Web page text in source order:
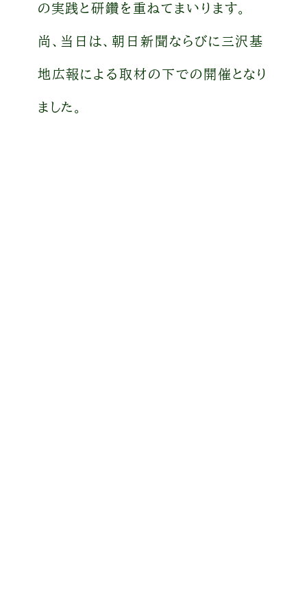
の実践と研鑽を重ねてまいります。
尚、当日は、朝日新聞ならびに三沢基
地広報による取材の下での開催となり
ました。